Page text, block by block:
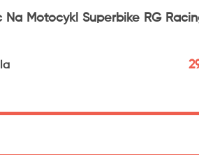
Na Motocykl Superbike RG